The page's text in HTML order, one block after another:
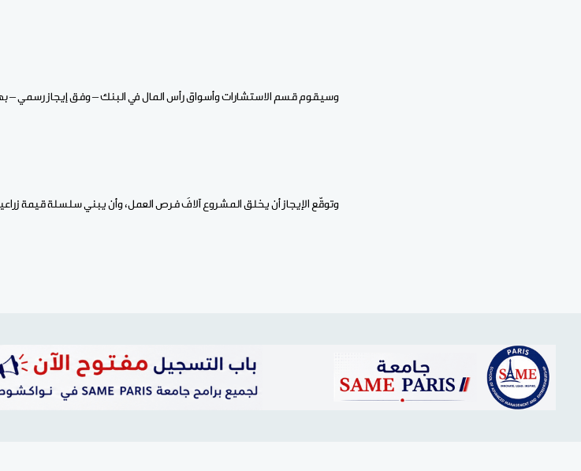
وسيقوم قسم الاستشارات وأسواق رأس المال في البنك – وفق إيجاز رسمي –
وتوقّع الإيجاز أن يخلق المشروع آلافَ فرص العمل، وأن يبني سلسلة قيمة